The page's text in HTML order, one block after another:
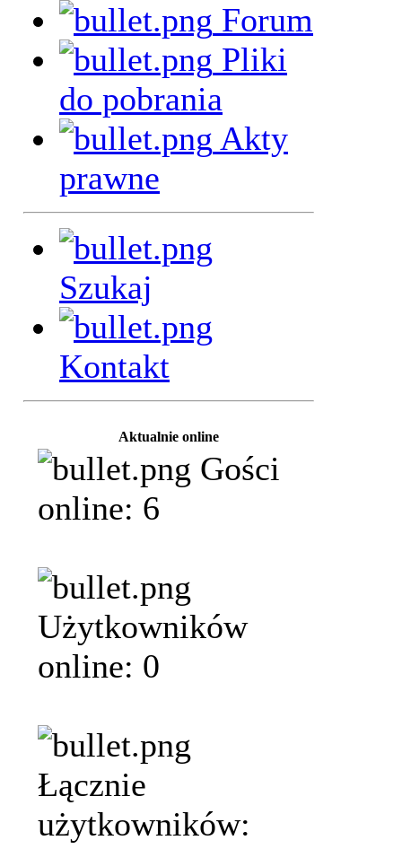
Forum
Pliki
do pobrania
Akty
prawne
Szukaj
Kontakt
Aktualnie online
Gości
online: 6
Użytkowników
online: 0
Łącznie
użytkowników: